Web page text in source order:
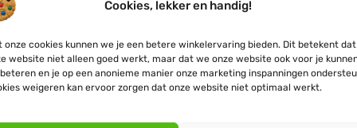
Cookies, lekker en handig!
onze cookies kunnen we je een betere winkelervaring bieden. Dit betekent dat
website niet alleen goed werkt, maar dat we onze website ook voor je
en je op een anonieme manier onze marketing inspanningen
weigeren kan ervoor zorgen dat onze website niet optimaal werkt.
· Klassiek warm wit ·
· 18 m
Oorspronkelijke
prijs
was:
€ 24,95.
€22,45Huidige
prijs
is:
€ 22,45.
Draadverlichting mini LED ·
warm wit · 360 lampjes · 18
€26,45 Oorspronkelijke
prijs
was:
€ 26,45.
€23,95Huidige
prijs
is:
€ 23,95.
wit
snoer